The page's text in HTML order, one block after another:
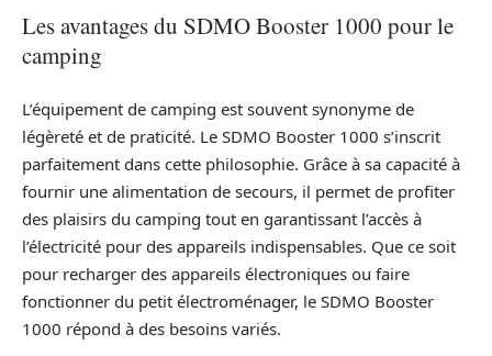
Les avantages du SDMO Booster 1000 pour le
camping
L’équipement de camping est souvent synonyme de
légèreté et de praticité. Le SDMO Booster 1000 s’inscrit
parfaitement dans cette philosophie. Grâce à sa capacité à
fournir une alimentation de secours, il permet de profiter
des plaisirs du camping tout en garantissant l’accès à
l’électricité pour des appareils indispensables. Que ce soit
pour recharger des appareils électroniques ou faire
fonctionner du petit électroménager, le SDMO Booster
1000 répond à des besoins variés.